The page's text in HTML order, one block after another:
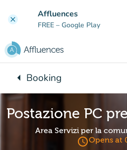
clear Affluences
FREE – Google Play
arrow_leftBack to:
Booking
Postazione PC
Area Servizi per la
access_timeOpens at